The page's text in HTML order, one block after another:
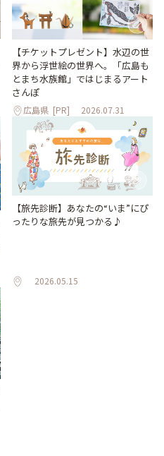
【チケットプレゼント】水辺の世
界から浮世絵の世界へ。「広島も
とまち水族館」ではじまるアート
さんぽ
広島県 [PR] 2026.07.31
【旅先診断】あなたの“いま”にぴ
ったりな旅先が見つかる♪
2026.05.15